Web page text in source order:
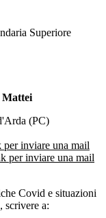
Superiore
Mattei
(PC)
inviare una mail
per inviare una mail
Covid e situazioni
scrivere a: